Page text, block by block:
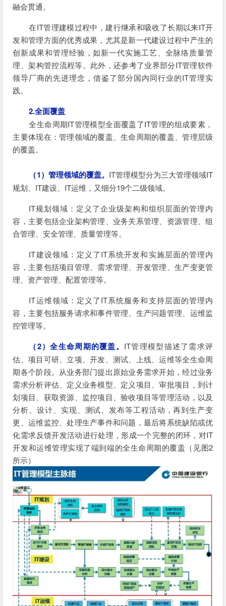
融会贯通。
在IT管理建模过程中，建行继承和吸收了长期以来IT开
发和管理方面的优秀成果，尤其是新一代建设过程中产生的
创新成果和管理经验，如新一代实施工艺、全脉络质量管
理、架构管控流程等。此外，还参考了业界部分IT管理软件
领导厂商的先进理念，借鉴了部分国内同行业的IT管理实
践。
2.全面覆盖
全生命周期IT管理模型全面覆盖了IT管理的组成要素，
主要体现在：管理领域的覆盖、生命周期的覆盖、管理层级
的覆盖。
（1）管理领域的覆盖。 IT管理模型分为三大管理领域IT
规划、IT建设、IT运维，又细分19个二级领域。
IT规划领域：定义了企业级架构和组织层面的管理内
容，主要包括企业架构管理、业务关系管理、资源管理、组
合管理、安全管理、质量管理等。
IT建设领域：定义了IT系统开发和实施层面的管理内
容，主要包括项目管理、需求管理、开发管理、生产变更管
理、资产管理、配置管理等。
IT运维领域：定义了IT系统服务和支持层面的管理内
容，主要包括服务请求和事件管理、生产问题管理、运维监
控管理等。
（2）全生命周期的覆盖。 IT管理模型描述了需求评
估、项目可研、立项、开发、测试、上线、运维等全生命周
期各个阶段。从业务部门提出原始业务需求开始，经过业务
需求分析评估、定义业务模型、定义项目、审批项目，到计
划项目、获取资源、监控项目、验收项目等管理活动，以及
分析、设计、实现、测试、发布等工程活动，再到生产变
更、运维监控、处理生产事件和问题，最后将系统缺陷或优
化需求反馈开发活动进行处理，形成一个完整的闭环，对IT
开发和运维管理实现了端到端的全生命周期的覆盖（见图2
所示）